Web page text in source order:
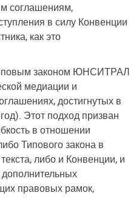
соглашениям,
в силу Конвенции
как это
законом ЮНСИТРАЛ
медиации и
достигнутых в
Этот подход призван
в отношении
Типового закона в
либо и Конвенции, и
дополнительных
правовых рамок,